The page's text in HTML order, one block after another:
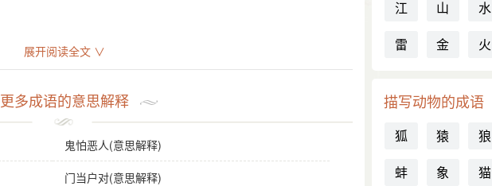
展开阅读全文 ∨
更多成语的意思解释
鬼怕恶人(意思解释)
门当户对(意思解释)
江
山 水
雷
金 火
描写动物的成语
狐 猿 狼
蚌
象 猫